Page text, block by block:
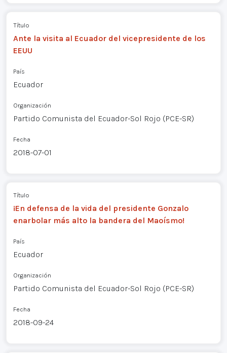
Título
Ante la visita al Ecuador del vicepresidente de los
EEUU
País
Ecuador
Organización
Partido Comunista del Ecuador-Sol Rojo (PCE-SR)
Fecha
2018-07-01
Título
¡En defensa de la vida del presidente Gonzalo
enarbolar más alto la bandera del Maoísmo!
País
Ecuador
Organización
Partido Comunista del Ecuador-Sol Rojo (PCE-SR)
Fecha
2018-09-24